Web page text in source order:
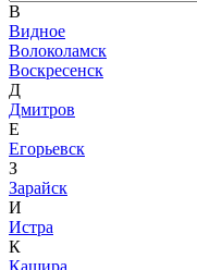
В
Видное
Волоколамск
Воскресенск
Д
Дмитров
Е
Егорьевск
З
Зарайск
И
Истра
К
Кашира